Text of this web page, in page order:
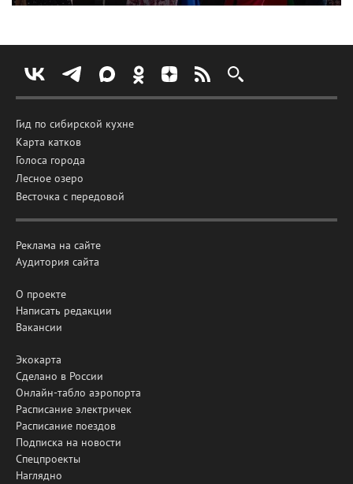
Гид по сибирской кухне
Карта катков
Голоса города
Лесное озеро
Весточка с передовой
Реклама на сайте
Аудитория сайта
О проекте
Написать редакции
Вакансии
Экокарта
Сделано в России
Онлайн-табло аэропорта
Расписание электричек
Расписание поездов
Подписка на новости
Спецпроекты
Наглядно